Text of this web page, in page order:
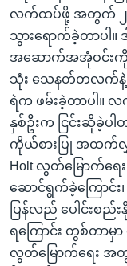
လက်ထပ်ဖို့ အတွက် ၂၀
သွားရောက်ခဲ့တာပါ
အဆောက်အအုံဝင်းကို
သုံး သေနတ်တလက်နဲ့
ရဲက ဖမ်းခဲ့တာပါ
နှစ်ဦးက ငြင်းဆိုခဲ့ပါ
ကိုယ်စားပြု အထက်လွှ
Holt လွတ်မြောက်ရ
ဆောင်ရွက်ခဲ့ကြောင်း
ပြန်လည် ပေါင်းစ
ရကြောင်း တွစ်တာမှ
လွတ်မြောက်ရေး အ